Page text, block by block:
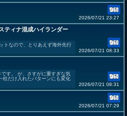
2026/07/21 23:27
ティナ混成ハイランダー
トなので、とりあえず海外先行
2026/07/21 08:33
す。 が、さすがに重すぎな気
柱だけ入れたパターンにも変化
2026/07/21 08:31
2026/07/21 07:29